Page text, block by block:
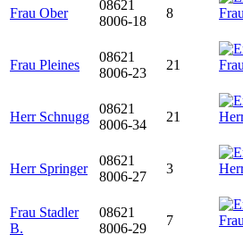
Frau Ober
08621
8006-18
8
Frau Pleines
08621
8006-23
21
Herr Schnugg
08621
8006-34
21
Herr Springer
08621
8006-27
3
Frau Stadler
B.
08621
8006-29
7